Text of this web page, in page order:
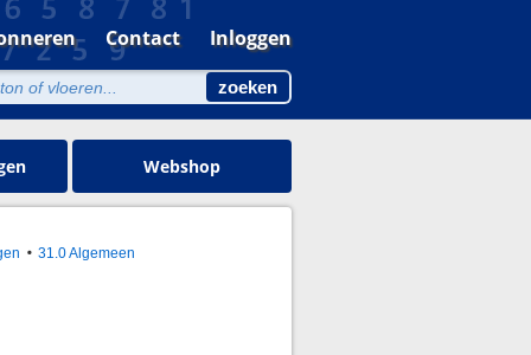
Contact Inloggen
Webshop
31.0 Algemeen